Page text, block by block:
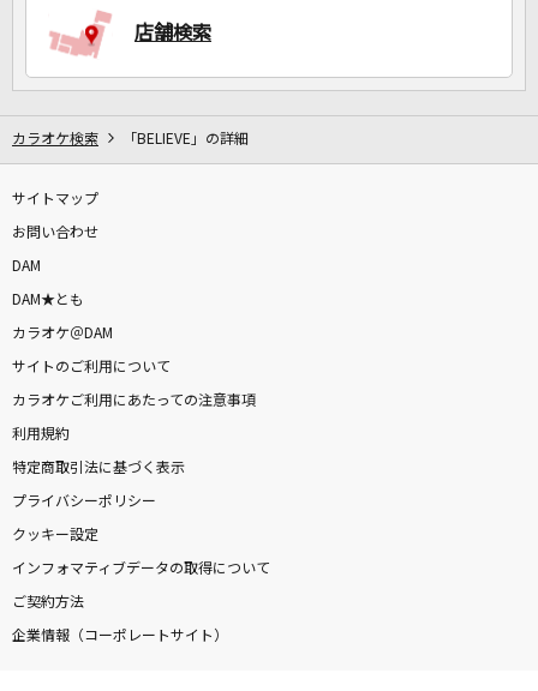
店舗検索
カラオケ検索 「BELIEVE」の詳細
サイトマップ
お問い合わせ
DAM
DAM★とも
カラオケ＠DAM
サイトのご利用について
カラオケご利用にあたっての注意事項
利用規約
特定商取引法に基づく表示
プライバシーポリシー
クッキー設定
インフォマティブデータの取得について
ご契約方法
企業情報（コーポレートサイト）